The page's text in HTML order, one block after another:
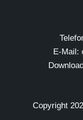
E-Mail:
Copyright